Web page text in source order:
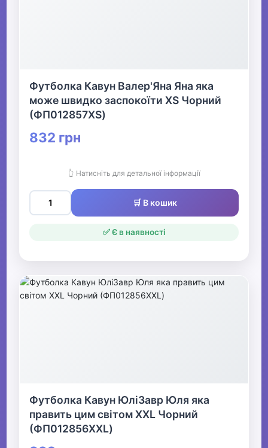
Футболка Кавун Валер'Яна Яна яка
може швидко заспокоїти XS Чорний
(ФП012857XS)
832 грн
👆 Натисніть для детальної інформації
🛒 В кошик
✅ Є в наявності
Футболка Кавун ЮліЗавр Юля яка
править цим світом XXL Чорний
(ФП012856XXL)